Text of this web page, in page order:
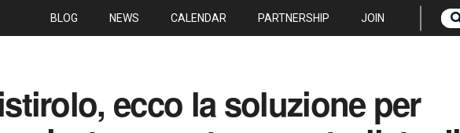
BLOG NEWS CALENDAR PARTNERSHIP JOIN
ecco la soluzione per